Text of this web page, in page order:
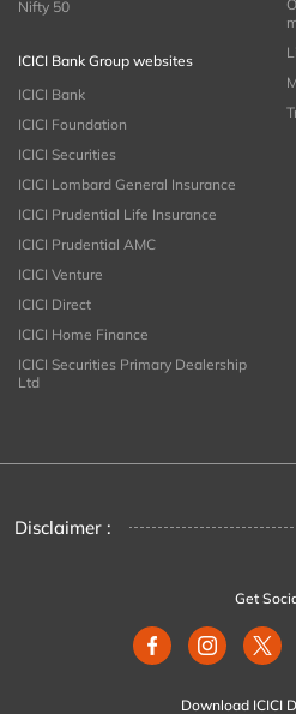
Nifty 50
ICICI Bank Group websites
ICICI Bank
ICICI Foundation
ICICI Securities
ICICI Lombard General Insurance
ICICI Prudential Life Insurance
ICICI Prudential AMC
ICICI Venture
ICICI Direct
ICICI Home Finance
ICICI Securities Primary Dealership
Ltd
Disclaimer :
Get
Download ICICI